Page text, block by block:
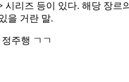
시리즈 등이 있다. 해당 장르
을 거란 말.
주행 ㄱㄱ